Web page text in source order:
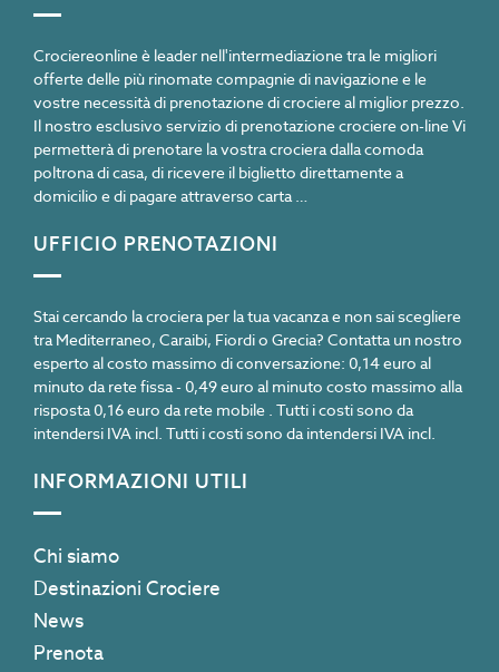
Crociereonline è leader nell'intermediazione tra le migliori
offerte delle più rinomate compagnie di navigazione e le
vostre necessità di prenotazione di crociere al miglior prezzo.
Il nostro esclusivo servizio di prenotazione crociere on-line Vi
permetterà di prenotare la vostra crociera dalla comoda
poltrona di casa, di ricevere il biglietto direttamente a
domicilio e di pagare attraverso carta …
UFFICIO PRENOTAZIONI
Stai cercando la crociera per la tua vacanza e non sai scegliere
tra Mediterraneo, Caraibi, Fiordi o Grecia? Contatta un nostro
esperto al costo massimo di conversazione: 0,14 euro al
minuto da rete fissa - 0,49 euro al minuto costo massimo alla
risposta 0,16 euro da rete mobile . Tutti i costi sono da
intendersi IVA incl. Tutti i costi sono da intendersi IVA incl.
INFORMAZIONI UTILI
Chi siamo
Destinazioni Crociere
News
Prenota